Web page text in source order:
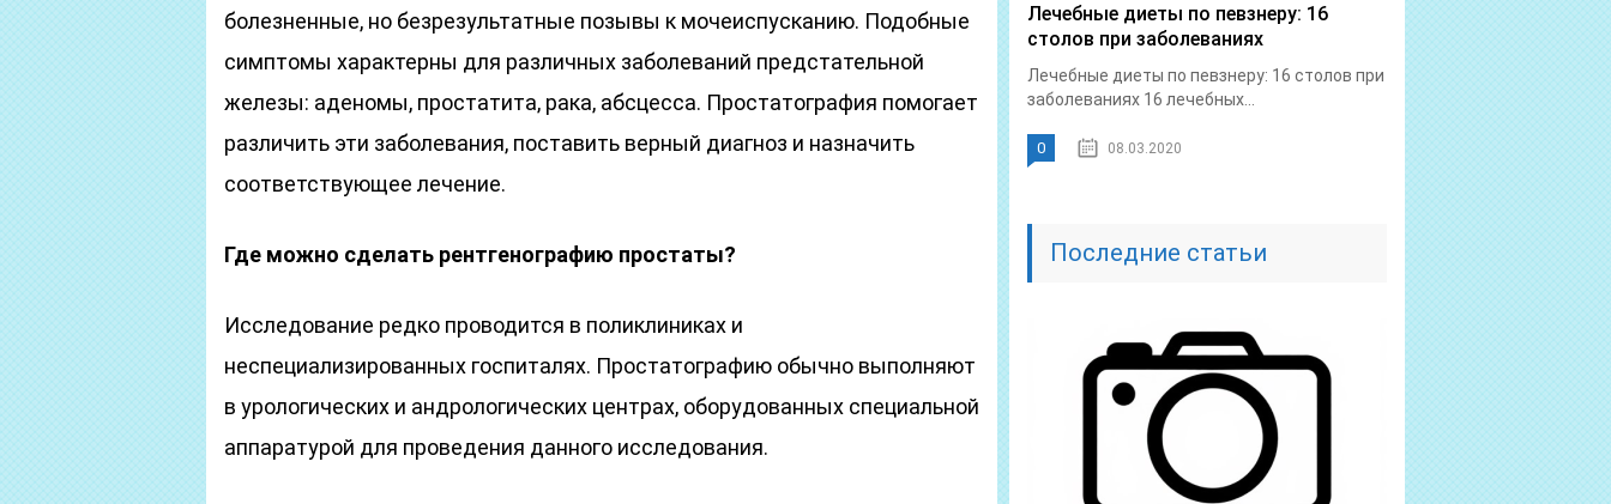
болезненные, но безрезультатные позывы к мочеиспусканию. Подобные
симптомы характерны для различных заболеваний предстательной
железы: аденомы, простатита, рака, абсцесса. Простатография помогает
различить эти заболевания, поставить верный диагноз и назначить
соответствующее лечение.
Где можно сделать рентгенографию простаты?
Исследование редко проводится в поликлиниках и
неспециализированных госпиталях. Простатографию обычно выполняют
в урологических и андрологических центрах, оборудованных специальной
аппаратурой для проведения данного исследования.
Лечебные диеты по певзнеру: 16
столов при заболеваниях
Лечебные диеты по певзнеру: 16 столов при
заболеваниях 16 лечебных...
0 08.03.2020
Последние статьи